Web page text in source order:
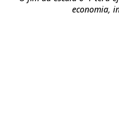
economia,